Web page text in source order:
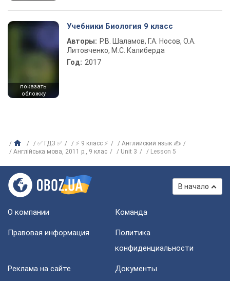
показать
обложку
Учебники Биология 9 класс
Авторы: Р.В. Шаламов, Г.А. Носов, О.А.
Литовченко, М.С. Калиберда
Год: 2017
✅ ГДЗ ✅ ⚡ 9 класс ⚡
Английский язык ✍
Англійська мова, 2011 р., 9 клас
Unit 3 Lesson 5
В начало
О компании Команда
Правовая информация
Политика
конфиденциальности
Реклама на сайте Документы